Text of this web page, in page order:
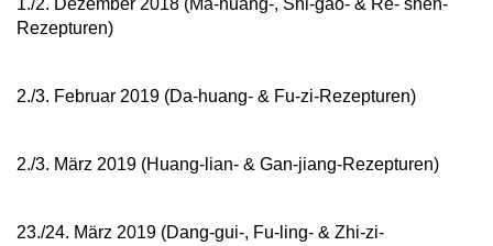
1./2. Dezember 2018 (Ma-huang-, Shi-gao- & Re- shen-
Rezepturen)
2./3. Februar 2019 (Da-huang- & Fu-zi-Rezepturen)
2./3. März 2019 (Huang-lian- & Gan-jiang-Rezepturen)
23./24. März 2019 (Dang-gui-, Fu-ling- & Zhi-zi-